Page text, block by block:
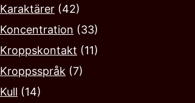
Karaktärer (42)
Koncentration (33)
Kroppskontakt (11)
Kroppsspråk (7)
Kull (14)